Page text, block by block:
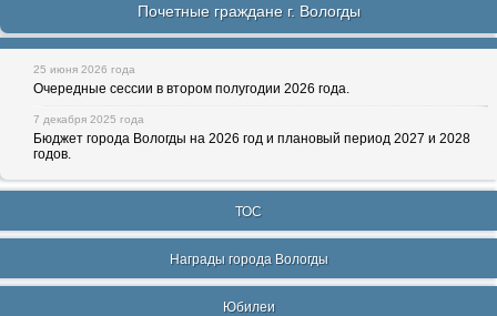
Почетные граждане г. Вологды
25 июня 2026 года
Очередные сессии в втором полугодии 2026 года.
7 декабря 2025 года
Бюджет города Вологды на 2026 год и плановый период 2027 и 2028
годов.
ТОС
Награды города Вологды
Юбилеи